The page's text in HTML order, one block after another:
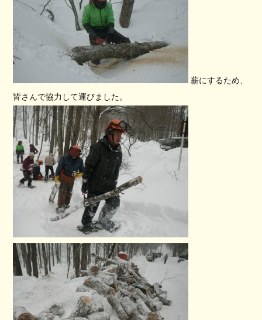
薪にするため、
皆さんで協力して運びました。